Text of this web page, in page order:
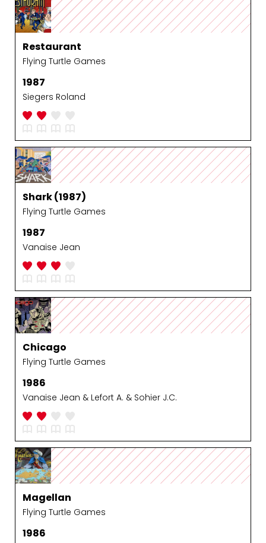
Restaurant
Flying Turtle Games
1987
Siegers Roland
Shark (1987)
Flying Turtle Games
1987
Vanaise Jean
Chicago
Flying Turtle Games
1986
Vanaise Jean & Lefort A. & Sohier J.C.
Magellan
Flying Turtle Games
1986